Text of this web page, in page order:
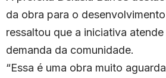
da obra para o
ressaltou que a iniciativa
demanda da comunidade.
“Essa é uma obra muito